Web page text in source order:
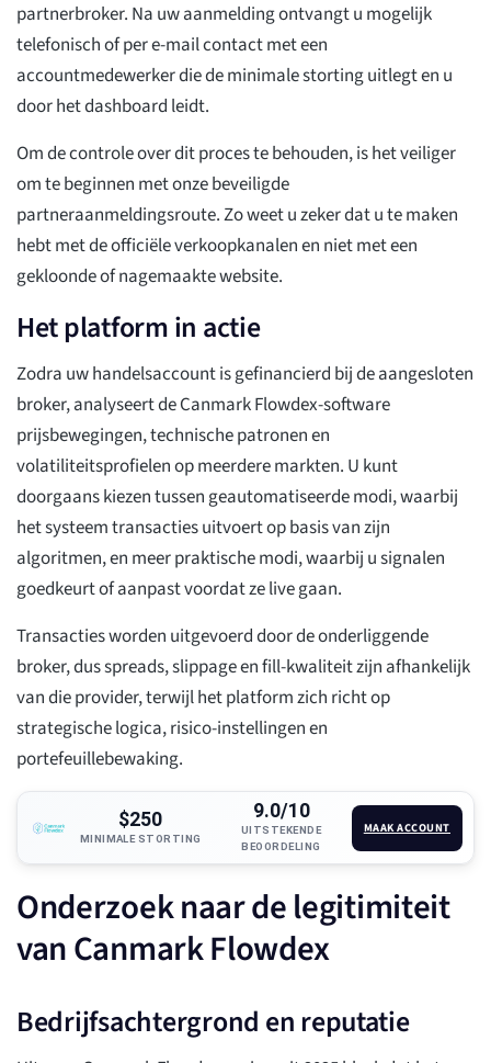
partnerbroker. Na uw aanmelding ontvangt u mogelijk
telefonisch of per e-mail contact met een
accountmedewerker die de minimale storting uitlegt en u
door het dashboard leidt.
Om de controle over dit proces te behouden, is het veiliger
om te beginnen met onze beveiligde
partneraanmeldingsroute. Zo weet u zeker dat u te maken
hebt met de officiële verkoopkanalen en niet met een
gekloonde of nagemaakte website.
Het platform in actie
Zodra uw handelsaccount is gefinancierd bij de aangesloten
broker, analyseert de Canmark Flowdex-software
prijsbewegingen, technische patronen en
volatiliteitsprofielen op meerdere markten. U kunt
doorgaans kiezen tussen geautomatiseerde modi, waarbij
het systeem transacties uitvoert op basis van zijn
algoritmen, en meer praktische modi, waarbij u signalen
goedkeurt of aanpast voordat ze live gaan.
Transacties worden uitgevoerd door de onderliggende
broker, dus spreads, slippage en fill-kwaliteit zijn afhankelijk
van die provider, terwijl het platform zich richt op
strategische logica, risico-instellingen en
portefeuillebewaking.
$250
MINIMALE STORTING
9.0/10
UITSTEKENDE
BEOORDELING
MAAK ACCOUNT
Onderzoek naar de legitimiteit
van Canmark Flowdex
Bedrijfsachtergrond en reputatie